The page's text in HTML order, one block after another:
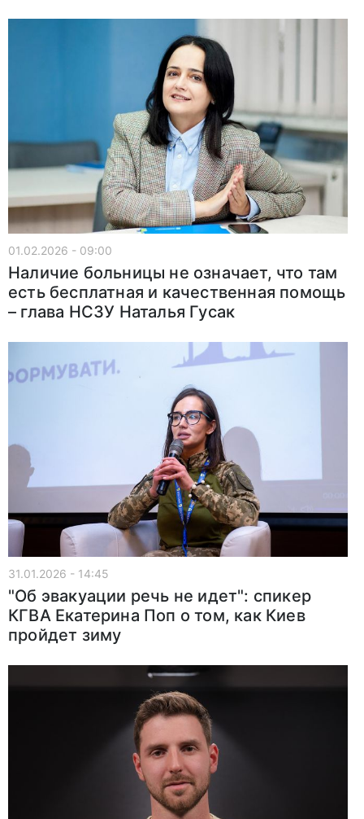
01.02.2026 - 09:00
Наличие больницы не означает, что там
есть бесплатная и качественная помощь
– глава НСЗУ Наталья Гусак
31.01.2026 - 14:45
"Об эвакуации речь не идет": спикер
КГВА Екатерина Поп о том, как Киев
пройдет зиму